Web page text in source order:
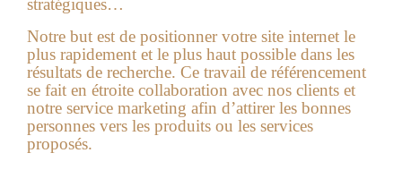
stratégiques…
Notre but est de positionner votre site internet le
plus rapidement et le plus haut possible dans les
résultats de recherche. Ce travail de référencement
se fait en étroite collaboration avec nos clients et
notre service marketing afin d’attirer les bonnes
personnes vers les produits ou les services
proposés.